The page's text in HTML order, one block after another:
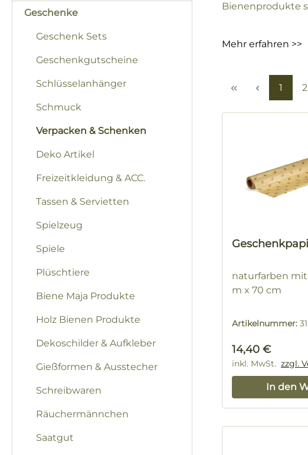
Geschenke
Geschenk Sets
Geschenkgutscheine
Schlüsselanhänger
Schmuck
Verpacken & Schenken
Deko Artikel
Freizeitkleidung & ACC.
Tassen & Servietten
Spielzeug
Spiele
Plüschtiere
Biene Maja Produkte
Holz Bienen Produkte
Dekoschilder & Aufkleber
Gießformen & Ausstecher
Schreibwaren
Räuchermännchen
Saatgut
Bienenprodukte
Mehr erfahren >>
Seite
1 2
naturfarben
m x 70 cm
Artikelnummer:
Regulärer
14,40 €
inkl. MwSt. zzgl.
In den